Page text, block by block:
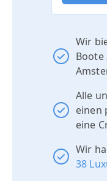
Wir
Boote
Alle
einen
eine
Wir
38